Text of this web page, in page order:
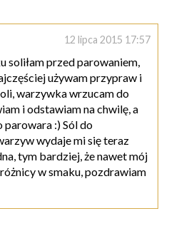
12 lipca 2015 17:57
soliłam przed parowaniem,
używam przypraw i
warzywka wrzucam do
i odstawiam na chwilę, a
parowara :) Sól do
wydaje mi się teraz
tym bardziej, że nawet mój
w smaku, pozdrawiam